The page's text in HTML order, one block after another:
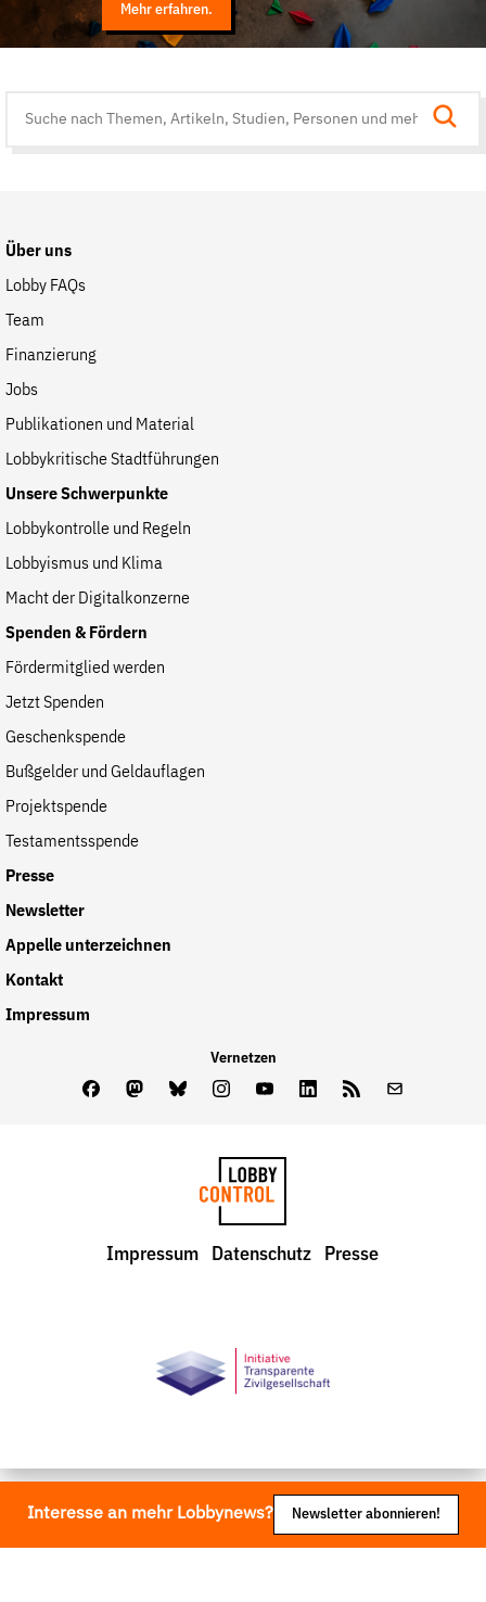
Mehr erfahren.
Über uns
Lobby FAQs
Team
Finanzierung
Jobs
Publikationen und Material
Lobbykritische Stadtführungen
Unsere Schwerpunkte
Lobbykontrolle und Regeln
Lobbyismus und Klima
Macht der Digitalkonzerne
Spenden & Fördern
Fördermitglied werden
Jetzt Spenden
Geschenkspende
Bußgelder und Geldauflagen
Projektspende
Testamentsspende
Presse
Newsletter
Appelle unterzeichnen
Kontakt
Impressum
Vernetzen
FacebookMastodon
BlueskyInstagram
YoutubeLinkedInFeed
LobbyControl
Impressum Datenschutz Presse
Interesse an mehr Lobbynews? Newsletter abonnieren!